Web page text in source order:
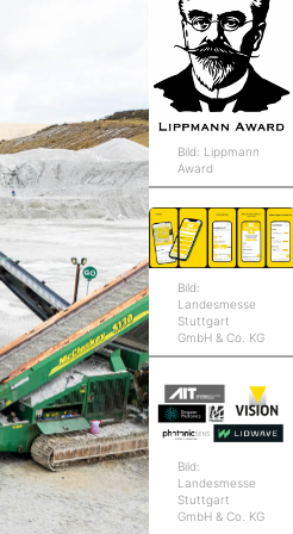
Bild: Lippmann
Award
Bild:
Landesmesse
Stuttgart
GmbH & Co. KG
Bild:
Landesmesse
Stuttgart
GmbH & Co. KG